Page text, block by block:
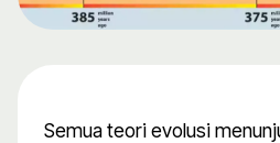
Semua teori evolusi